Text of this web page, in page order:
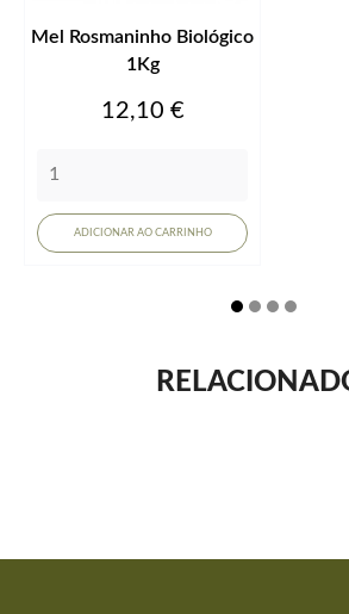
Mel Rosmaninho Biológico
1Kg
Preço
12,10 €
ADICIONAR AO CARRINHO